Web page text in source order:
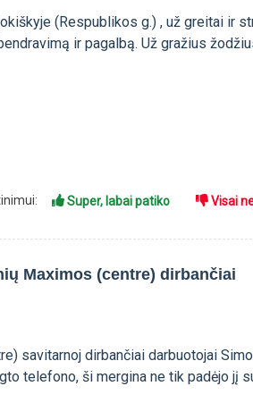
(Respublikos g.) , už greitai ir
ir pagalbą. Už gražius
Super, labai patiko Visai
Maximos (centre) dirbančiai
savitarnoj dirbančiai darbuotojai
telefono, ši mergina ne tik padėjo jį